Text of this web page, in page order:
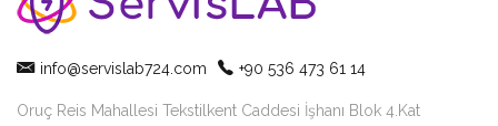
info@servislab724.com +90 536 473 61 14
Oruç Reis Mahallesi Tekstilkent Caddesi İşhanı Blok 4.Kat